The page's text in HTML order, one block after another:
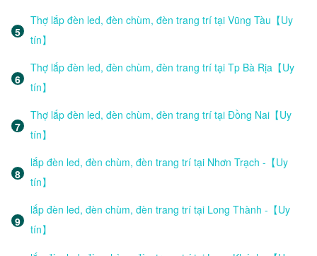
Thợ lắp đèn led, đèn chùm, đèn trang trí tại Vũng Tàu【Uy
tín】
Thợ lắp đèn led, đèn chùm, đèn trang trí tại Tp Bà Rịa【Uy
tín】
Thợ lắp đèn led, đèn chùm, đèn trang trí tại Đồng Nai【Uy
tín】
lắp đèn led, đèn chùm, đèn trang trí tại Nhơn Trạch -【Uy
tín】
lắp đèn led, đèn chùm, đèn trang trí tại Long Thành -【Uy
tín】